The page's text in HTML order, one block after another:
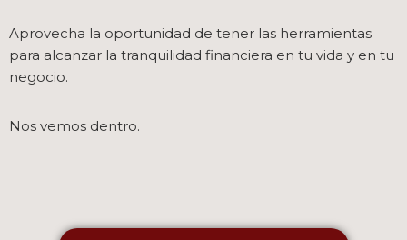
Aprovecha la oportunidad de tener las herramientas
para alcanzar la tranquilidad financiera en tu vida y en tu
negocio.
Nos vemos dentro.